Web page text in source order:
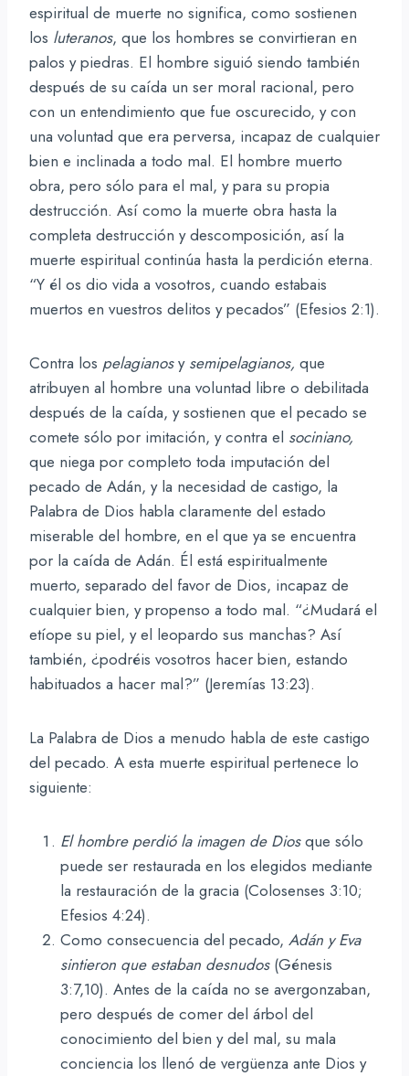
espiritual de muerte no significa, como sostienen
los luteranos, que los hombres se convirtieran en
palos y piedras. El hombre siguió siendo también
después de su caída un ser moral racional, pero
con un entendimiento que fue oscurecido, y con
una voluntad que era perversa, incapaz de cualquier
bien e inclinada a todo mal. El hombre muerto
obra, pero sólo para el mal, y para su propia
destrucción. Así como la muerte obra hasta la
completa destrucción y descomposición, así la
muerte espiritual continúa hasta la perdición eterna.
“Y él os dio vida a vosotros, cuando estabais
muertos en vuestros delitos y pecados” (Efesios 2:1).
Contra los pelagianosy semipelagianos, que
atribuyen al hombre una voluntad libre o debilitada
después de la caída, y sostienen que el pecado se
comete sólo por imitación, y contra el sociniano,
que niega por completo toda imputación del
pecado de Adán, y la necesidad de castigo, la
Palabra de Dios habla claramente del estado
miserable del hombre, en el que ya se encuentra
por la caída de Adán. Él está espiritualmente
muerto, separado del favor de Dios, incapaz de
cualquier bien, y propenso a todo mal. “¿Mudará el
etíope su piel, y el leopardo sus manchas? Así
también, ¿podréis vosotros hacer bien, estando
habituados a hacer mal?” (Jeremías 13:23).
La Palabra de Dios a menudo habla de este castigo
del pecado. A esta muerte espiritual pertenece lo
siguiente:
El hombre perdió la imagen de Diosque sólo
puede ser restaurada en los elegidos mediante
la restauración de la gracia (Colosenses 3:10;
Efesios 4:24).
Como consecuencia del pecado, Adán y Eva
sintieron que estaban desnudos(Génesis
3:7,10). Antes de la caída no se avergonzaban,
pero después de comer del árbol del
conocimiento del bien y del mal, su mala
conciencia los llenó de vergüenza ante Dios y